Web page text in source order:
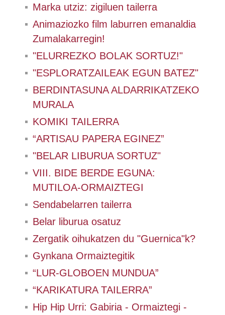
Marka utziz: zigiluen tailerra
Animaziozko film laburren emanaldia
Zumalakarregin!
"ELURREZKO BOLAK SORTUZ!"
"ESPLORATZAILEAK EGUN BATEZ"
BERDINTASUNA ALDARRIKATZEKO
MURALA
KOMIKI TAILERRA
“ARTISAU PAPERA EGINEZ”
"BELAR LIBURUA SORTUZ"
VIII. BIDE BERDE EGUNA:
MUTILOA-ORMAIZTEGI
Sendabelarren tailerra
Belar liburua osatuz
Zergatik oihukatzen du "Guernica"k?
Gynkana Ormaiztegitik
“LUR-GLOBOEN MUNDUA”
“KARIKATURA TAILERRA”
Hip Hip Urri: Gabiria - Ormaiztegi -